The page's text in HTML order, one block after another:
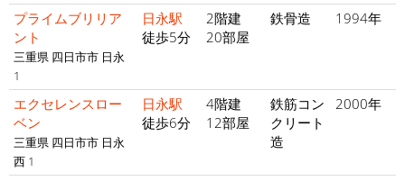
プライムブリリア
ント
三重県 四日市市 日永
1
日永駅
徒歩5分
2階建
20部屋
鉄骨造 1994年
エクセレンスロー
ベン
三重県 四日市市 日永
西 1
日永駅
徒歩6分
4階建
12部屋
鉄筋コン
クリート
造
2000年